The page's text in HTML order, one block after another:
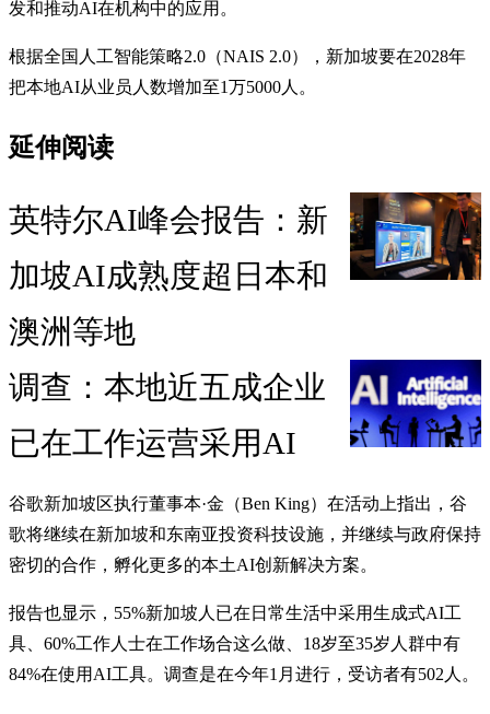
发和推动AI在机构中的应用。
根据全国人工智能策略2.0（NAIS 2.0），新加坡要在2028年
把本地AI从业员人数增加至1万5000人。
延伸阅读
英特尔AI峰会报告：新
加坡AI成熟度超日本和
澳洲等地
调查：本地近五成企业
已在工作运营采用AI
谷歌新加坡区执行董事本·金（Ben King）在活动上指出，谷
歌将继续在新加坡和东南亚投资科技设施，并继续与政府保持
密切的合作，孵化更多的本土AI创新解决方案。
报告也显示，55%新加坡人已在日常生活中采用生成式AI工
具、60%工作人士在工作场合这么做、18岁至35岁人群中有
84%在使用AI工具。调查是在今年1月进行，受访者有502人。